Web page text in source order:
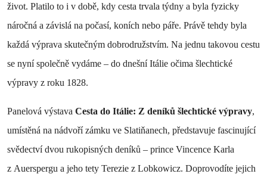
život. Platilo to i v době, kdy cesta trvala týdny a byla fyzicky
náročná a závislá na počasí, koních nebo páře. Právě tehdy byla
každá výprava skutečným dobrodružstvím. Na jednu takovou cestu
se nyní společně vydáme – do dnešní Itálie očima šlechtické
výpravy z roku 1828.
Panelová výstava Cesta do Itálie: Z deníků šlechtické výpravy,
umístěná na nádvoří zámku ve Slatiňanech, představuje fascinující
svědectví dvou rukopisných deníků – prince Vincence Karla
z Auerspergu a jeho tety Terezie z Lobkowicz. Doprovodíte jejich